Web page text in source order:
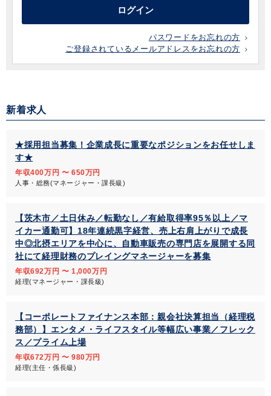
ログイン
パスワードをお忘れの方
ご登録されているメールアドレスをお忘れの方
新着求人
★採用担当募集！企業成長に重要なポジションをお任せしま
す★
年収400万円 〜 650万円
人事・総務(マネージャー・課長級)
【茨木市／土日休み／転勤なし／有給取得率95％以上／マ
イカー通勤可】18年連続黒字経営、売上右肩上がりで成長
中◎北摂エリアを中心に、自動車販売の専門店を展開する同
社にて経理財務のプレイングマネージャーを募集
年収692万円 〜 1,000万円
経理(マネージャー・課長級)
【コーポレートファイナンス本部：親会社決算担当（経理税
務部）】エンタメ・ライフスタイル等幅広い事業／フレック
ス／プライム上場
年収672万円 〜 980万円
経理(主任・係長級)